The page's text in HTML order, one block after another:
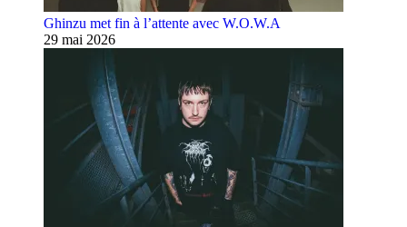
Ghinzu met fin à l’attente avec W.O.W.A
29 mai 2026